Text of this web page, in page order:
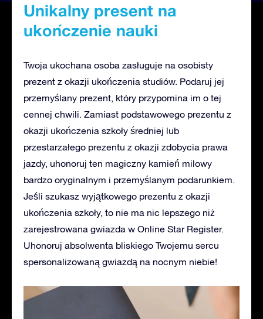
Unikalny present na
ukończenie nauki
Twoja ukochana osoba zasługuje na osobisty
prezent z okazji ukończenia studiów. Podaruj jej
przemyślany prezent, który przypomina im o tej
cennej chwili. Zamiast podstawowego prezentu z
okazji ukończenia szkoły średniej lub
przestarzałego prezentu z okazji zdobycia prawa
jazdy, uhonoruj ten magiczny kamień milowy
bardzo oryginalnym i przemyślanym podarunkiem.
Jeśli szukasz wyjątkowego prezentu z okazji
ukończenia szkoły, to nie ma nic lepszego niż
zarejestrowana gwiazda w Online Star Register.
Uhonoruj absolwenta bliskiego Twojemu sercu
spersonalizowaną gwiazdą na nocnym niebie!